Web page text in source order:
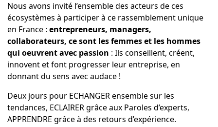
Nous avons invité l’ensemble des acteurs de ces
écosystèmes à participer à ce rassemblement unique
en France : entrepreneurs, managers,
collaborateurs, ce sont les femmes et les hommes
qui oeuvrent avec passion : Ils conseillent, créent,
innovent et font progresser leur entreprise, en
donnant du sens avec audace !
Deux jours pour ECHANGER ensemble sur les
tendances, ECLAIRER grâce aux Paroles d’experts,
APPRENDRE grâce à des retours d’expérience.